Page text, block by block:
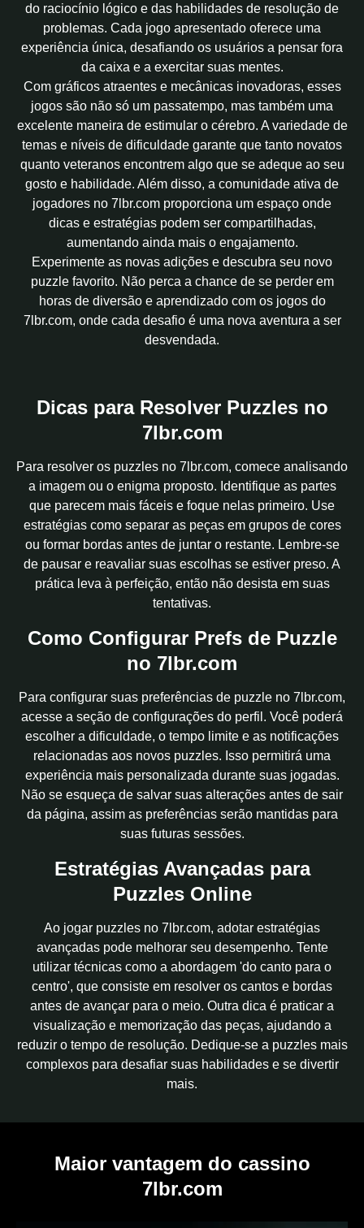
do raciocínio lógico e das habilidades de resolução de
problemas. Cada jogo apresentado oferece uma
experiência única, desafiando os usuários a pensar fora
da caixa e a exercitar suas mentes.
Com gráficos atraentes e mecânicas inovadoras, esses
jogos são não só um passatempo, mas também uma
excelente maneira de estimular o cérebro. A variedade de
temas e níveis de dificuldade garante que tanto novatos
quanto veteranos encontrem algo que se adeque ao seu
gosto e habilidade. Além disso, a comunidade ativa de
jogadores no 7lbr.com proporciona um espaço onde
dicas e estratégias podem ser compartilhadas,
aumentando ainda mais o engajamento.
Experimente as novas adições e descubra seu novo
puzzle favorito. Não perca a chance de se perder em
horas de diversão e aprendizado com os jogos do
7lbr.com, onde cada desafio é uma nova aventura a ser
desvendada.
Dicas para Resolver Puzzles no
7lbr.com
Para resolver os puzzles no 7lbr.com, comece analisando
a imagem ou o enigma proposto. Identifique as partes
que parecem mais fáceis e foque nelas primeiro. Use
estratégias como separar as peças em grupos de cores
ou formar bordas antes de juntar o restante. Lembre-se
de pausar e reavaliar suas escolhas se estiver preso. A
prática leva à perfeição, então não desista em suas
tentativas.
Como Configurar Prefs de Puzzle
no 7lbr.com
Para configurar suas preferências de puzzle no 7lbr.com,
acesse a seção de configurações do perfil. Você poderá
escolher a dificuldade, o tempo limite e as notificações
relacionadas aos novos puzzles. Isso permitirá uma
experiência mais personalizada durante suas jogadas.
Não se esqueça de salvar suas alterações antes de sair
da página, assim as preferências serão mantidas para
suas futuras sessões.
Estratégias Avançadas para
Puzzles Online
Ao jogar puzzles no 7lbr.com, adotar estratégias
avançadas pode melhorar seu desempenho. Tente
utilizar técnicas como a abordagem 'do canto para o
centro', que consiste em resolver os cantos e bordas
antes de avançar para o meio. Outra dica é praticar a
visualização e memorização das peças, ajudando a
reduzir o tempo de resolução. Dedique-se a puzzles mais
complexos para desafiar suas habilidades e se divertir
mais.
Maior vantagem do cassino
7lbr.com